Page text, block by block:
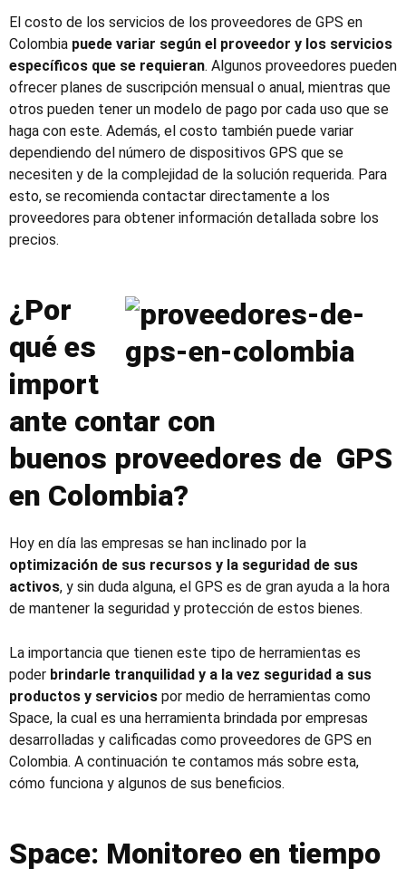
El costo de los servicios de los proveedores de GPS en
Colombia puede variar según el proveedor y los servicios
específicos que se requieran. Algunos proveedores pueden
ofrecer planes de suscripción mensual o anual, mientras que
otros pueden tener un modelo de pago por cada uso que se
haga con este. Además, el costo también puede variar
dependiendo del número de dispositivos GPS que se
necesiten y de la complejidad de la solución requerida. Para
esto, se recomienda contactar directamente a los
proveedores para obtener información detallada sobre los
precios.
¿Por
qué es
import
ante contar con
buenos proveedores de GPS
en Colombia?
Hoy en día las empresas se han inclinado por la
optimización de sus recursos y la seguridad de sus
activos, y sin duda alguna, el GPS es de gran ayuda a la hora
de mantener la seguridad y protección de estos bienes.
La importancia que tienen este tipo de herramientas es
poder brindarle tranquilidad y a la vez seguridad a sus
productos y servicios por medio de herramientas como
Space, la cual es una herramienta brindada por empresas
desarrolladas y calificadas como proveedores de GPS en
Colombia. A continuación te contamos más sobre esta,
cómo funciona y algunos de sus beneficios.
Space: Monitoreo en tiempo